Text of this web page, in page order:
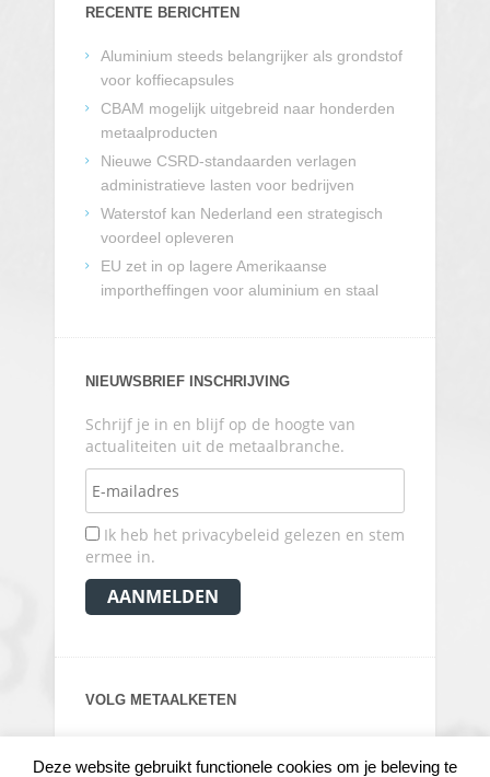
RECENTE BERICHTEN
Aluminium steeds belangrijker als grondstof
voor koffiecapsules
CBAM mogelijk uitgebreid naar honderden
metaalproducten
Nieuwe CSRD-standaarden verlagen
administratieve lasten voor bedrijven
Waterstof kan Nederland een strategisch
voordeel opleveren
EU zet in op lagere Amerikaanse
importheffingen voor aluminium en staal
NIEUWSBRIEF INSCHRIJVING
Schrijf je in en blijf op de hoogte van
actualiteiten uit de metaalbranche.
Ik heb het privacybeleid gelezen en stem
ermee in.
VOLG METAALKETEN
Deze website gebruikt functionele cookies om je beleving te